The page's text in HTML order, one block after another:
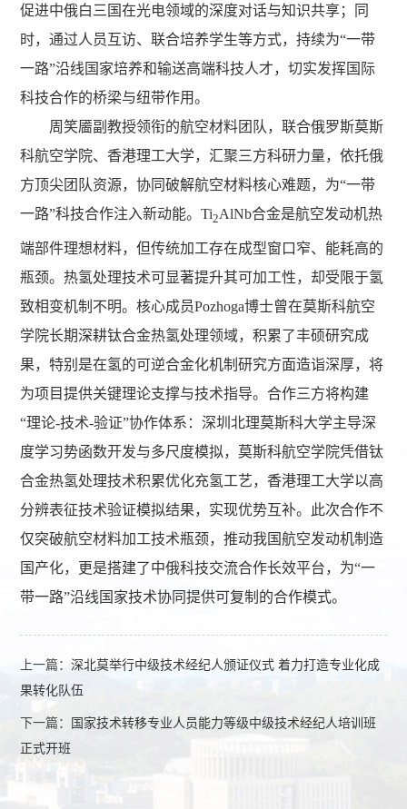
促进中俄白三国在光电领域的深度对话与知识共享；同
时，通过人员互访、联合培养学生等方式，持续为“一带
一路”沿线国家培养和输送高端科技人才，切实发挥国际
科技合作的桥梁与纽带作用。
周笑靥副教授领衔的航空材料团队，联合俄罗斯莫斯
科航空学院、香港理工大学，汇聚三方科研力量，依托俄
方顶尖团队资源，协同破解航空材料核心难题，为“一带
一路”科技合作注入新动能。Ti2AlNb合金是航空发动机热
端部件理想材料，但传统加工存在成型窗口窄、能耗高的
瓶颈。热氢处理技术可显著提升其可加工性，却受限于氢
致相变机制不明。核心成员Pozhoga博士曾在莫斯科航空
学院长期深耕钛合金热氢处理领域，积累了丰硕研究成
果，特别是在氢的可逆合金化机制研究方面造诣深厚，将
为项目提供关键理论支撑与技术指导。合作三方将构建
“理论-技术-验证”协作体系：深圳北理莫斯科大学主导深
度学习势函数开发与多尺度模拟，莫斯科航空学院凭借钛
合金热氢处理技术积累优化充氢工艺，香港理工大学以高
分辨表征技术验证模拟结果，实现优势互补。此次合作不
仅突破航空材料加工技术瓶颈，推动我国航空发动机制造
国产化，更是搭建了中俄科技交流合作长效平台，为“一
带一路”沿线国家技术协同提供可复制的合作模式。
上一篇：深北莫举行中级技术经纪人颁证仪式 着力打造专业化成
果转化队伍
下一篇：
国家技术转移专业人员能力等级中级技术经纪人培训班
正式开班